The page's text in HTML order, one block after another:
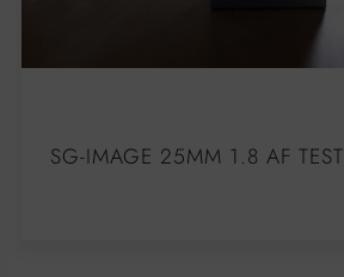
SG-IMAGE 25MM 1.8 AF TEST